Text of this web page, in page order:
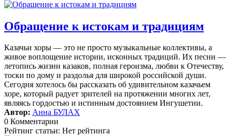
Обращение к истокам и традициям
Казачьи хоры — это не просто музыкальные коллективы, а
живое воплощение истории, исконных традиций. Их песни —
летопись жизни казаков, полная героизма, любви к Отечеству,
тоски по дому и раздолья для широкой российской души.
Сегодня хотелось бы рассказать об удивительном казачьем
хоре, который радует зрителей на протяжении многих лет,
являясь гордостью и истинным достоянием Ингушетии.
Автор: Анна БУЛАХ
0 Комментарии
Рейтинг статьи: Нет рейтинга